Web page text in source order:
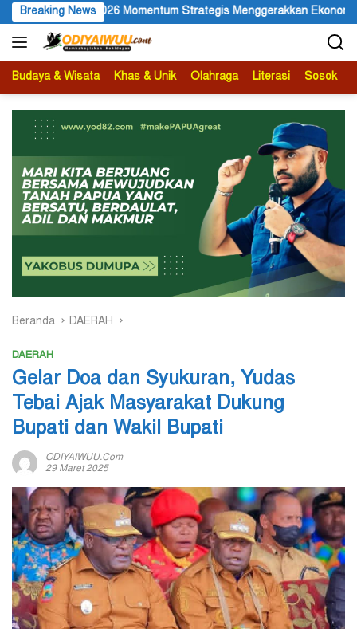
Langsung
ke
konten
Breaking News
Menggerakkan Ekonomi Warga Membuka Omnisida
Budaya & Wisata Khas & Unik Olahraga Literasi Sosok
Beranda DAERAH
DAERAH
Gelar Doa dan Syukuran, Yudas
Tebai Ajak Masyarakat Dukung
Bupati dan Wakil Bupati
ODIYAIWUU.com
29 Maret 2025